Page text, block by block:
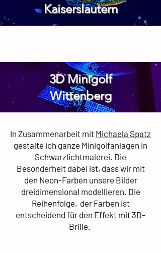
Kaiserslautern
3D Minigolf
Wittenberg
In Zusammenarbeit mit Michaela Spatz
gestalte ich ganze Minigolfanlagen in
Schwarzlichtmalerei. Die
Besonderheit dabei ist, dass wir mit
den Neon-Farben unsere Bilder
dreidimensional modellieren. Die
Reihenfolge, der Farben ist
entscheidend für den Effekt mit 3D-
Brille.